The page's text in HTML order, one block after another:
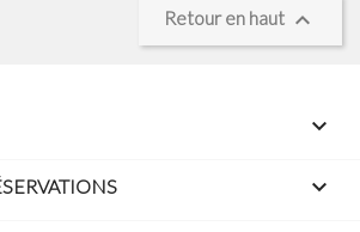
Retour en haut 

